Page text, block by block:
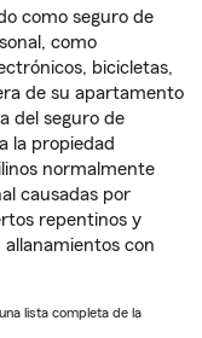
como seguro de
como
bicicletas,
de su apartamento
del seguro de
la propiedad
normalmente
causadas por
repentinos y
allanamientos con
lista completa de la